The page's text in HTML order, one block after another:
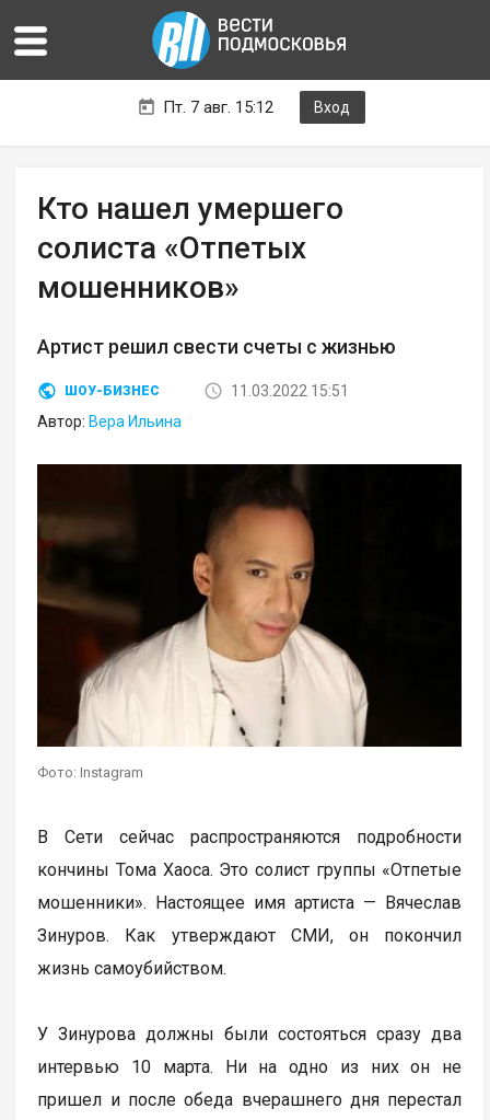
Пт. 7 авг. 15:12 Вход
Кто нашел умершего
солиста «Отпетых
мошенников»
Артист решил свести счеты с жизнью
ШОУ-БИЗНЕС
11.03.2022 15:51
Автор: Вера Ильина
Фото: Instagram
В Сети сейчас распространяются подробности
кончины Тома Хаоса. Это солист группы «Отпетые
мошенники». Настоящее имя артиста — Вячеслав
Зинуров. Как утверждают СМИ, он покончил
жизнь самоубийством.
У Зинурова должны были состояться сразу два
интервью 10 марта. Ни на одно из них он не
пришел и после обеда вчерашнего дня перестал